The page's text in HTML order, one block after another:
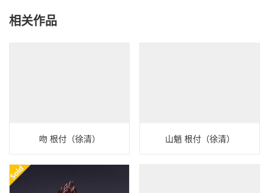
相关作品
吻 根付（徐清） 山魈 根付（徐清）